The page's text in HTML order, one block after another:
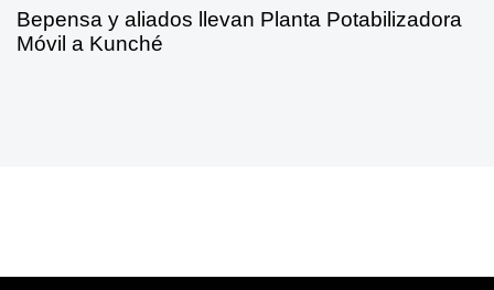
Bepensa y aliados llevan Planta Potabilizadora
Móvil a Kunché